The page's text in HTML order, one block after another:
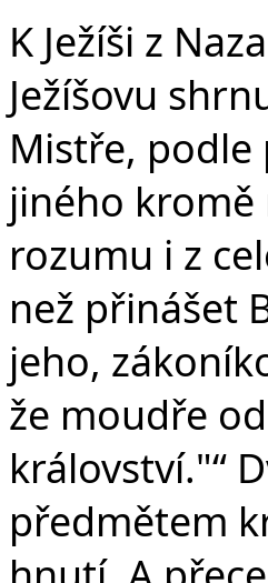
K Ježíši z
Ježíšovu
Mistře, podle
jiného kromě
rozumu i z
než přinášet
jeho,
že moudře
království."“
předmětem